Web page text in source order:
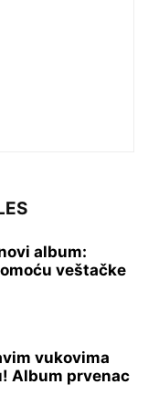
album:
veštačke
vukovima
Album prvenac